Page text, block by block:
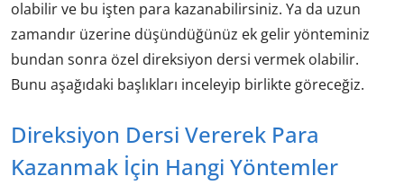
olabilir ve bu işten para kazanabilirsiniz. Ya da uzun
zamandır üzerine düşündüğünüz ek gelir yönteminiz
bundan sonra özel direksiyon dersi vermek olabilir.
Bunu aşağıdaki başlıkları inceleyip birlikte göreceğiz.
Direksiyon Dersi Vererek Para
Kazanmak İçin Hangi Yöntemler